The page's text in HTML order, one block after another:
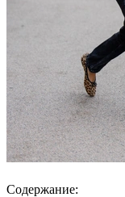
Содержание: